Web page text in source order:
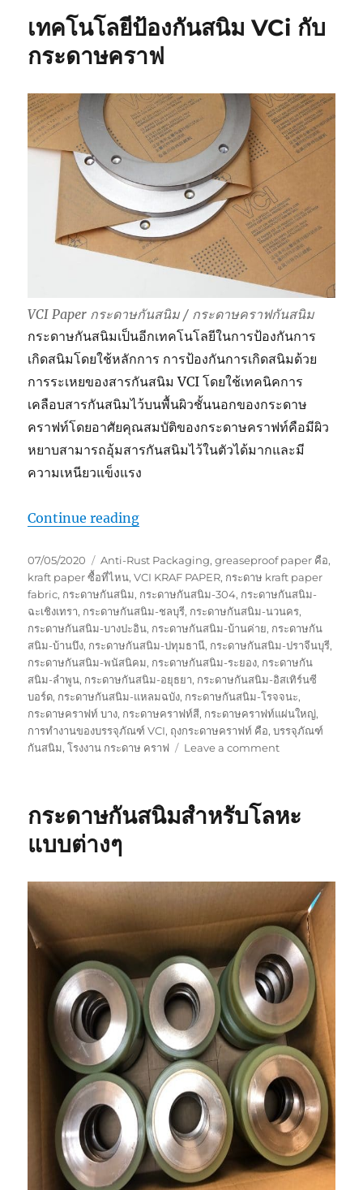
ใช้
สินค้า
หลาย
ชั้น
เทคโนโลยีป้องกันสนิม VCi กับ
กระดาษคราฟ
VCI Paper กระดาษกันสนิม / กระดาษคราฟกันสนิม
กระดาษกันสนิมเป็นอีกเทคโนโลยีในการป้องกันการ
เกิดสนิมโดยใช้หลักการ การป้องกันการเกิดสนิมด้วย
การระเหยของสารกันสนิม VCI โดยใช้เทคนิคการ
เคลือบสารกันสนิมไว้บนพื้นผิวชั้นนอกของกระดาษ
คราฟท์โดยอาศัยคุณสมบัติของกระดาษคราฟท์คือมีผิว
หยาบสามารถอุ้มสารกันสนิมไว้ในตัวได้มากและมี
ความเหนียวแข็งแรง
Continue reading“เทคโนโลยีป้องกันสนิม VCi กับ กระด
Posted
on
07/05/2020 Tags
Anti-Rust Packaging,greaseproof paper คือ,
kraft paper ซื้อที่ไหน,VCI KRAF PAPER, กระดาษ kraft paper
fabric, กระดาษกันสนิม, กระดาษกันสนิม-304, กระดาษกันสนิม-
ฉะเชิงเทรา, กระดาษกันสนิม-ชลบุรี, กระดาษกันสนิม-นวนคร,
กระดาษกันสนิม-บางปะอิน, กระดาษกันสนิม-บ้านค่าย, กระดาษกัน
สนิม-บ้านบึง, กระดาษกันสนิม-ปทุมธานี, กระดาษกันสนิม-ปราจีนบุรี,
กระดาษกันสนิม-พนัสนิคม, กระดาษกันสนิม-ระยอง, กระดาษกัน
สนิม-ลำพูน, กระดาษกันสนิม-อยุธยา, กระดาษกันสนิม-อิสเทิร์นซี
บอร์ด, กระดาษกันสนิม-แหลมฉบัง, กระดาษกันสนิม-โรจจนะ,
กระดาษคราฟท์ บาง, กระดาษคราฟท์สี, กระดาษคราฟท์แผ่นใหญ่,
การทำงานของบรรจุภัณฑ์ VCI, ถุงกระดาษคราฟท์ คือ,บรรจุภัณฑ์
กันสนิม,โรงงาน กระดาษ คราฟ Leave a commenton
VCi
คราฟ
กระดาษกันสนิมสำหรับโลหะ
แบบต่างๆ